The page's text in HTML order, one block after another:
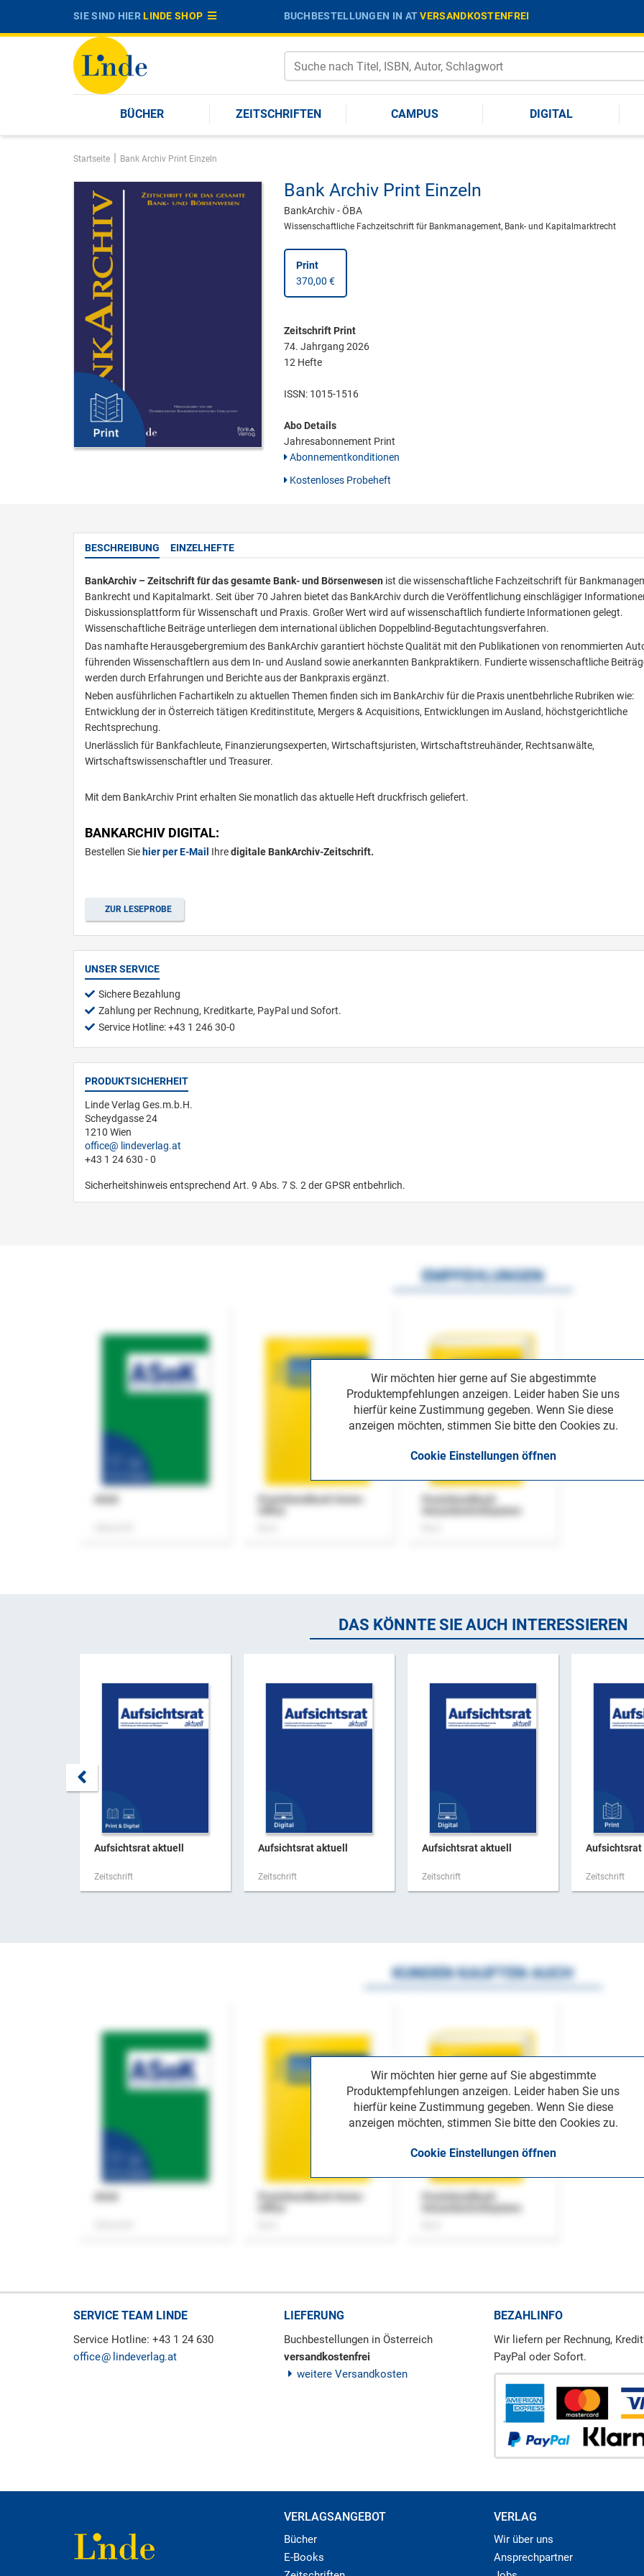
SIE SIND HIERLINDE SHOP BUCHBESTELLUNGEN IN ATVERSANDKOSTENFREI
BÜCHER ZEITSCHRIFTEN CAMPUS DIGITAL
Startseite | Bank Archiv Print Einzeln
Bank Archiv Print Einzeln
BankArchiv - ÖBA
Wissenschaftliche Fachzeitschrift für Bankmanagement, Bank- und Kapitalmarktrecht
Print
370,00 €
Zeitschrift Print
74. Jahrgang 2026
12 Hefte
ISSN: 1015-1516
Abo Details
Jahresabonnement Print
Abonnementkonditionen
Kostenloses Probeheft
BESCHREIBUNG EINZELHEFTE
BankArchiv – Zeitschrift für das gesamte Bank- und Börsenwesen ist die wissenschaftliche Fachzeitschrift für
Bankrecht und Kapitalmarkt. Seit über 70 Jahren bietet das BankArchiv durch die Veröffentlichung einschlägiger
Diskussionsplattform für Wissenschaft und Praxis. Großer Wert wird auf wissenschaftlich fundierte Informationen gelegt.
Wissenschaftliche Beiträge unterliegen dem international üblichen Doppelblind-Begutachtungsverfahren.
Das namhafte Herausgebergremium des BankArchiv garantiert höchste Qualität mit den Publikationen von renommierten
führenden Wissenschaftlern aus dem In- und Ausland sowie anerkannten Bankpraktikern. Fundierte wissenschaftliche
werden durch Erfahrungen und Berichte aus der Bankpraxis ergänzt.
Neben ausführlichen Fachartikeln zu aktuellen Themen finden sich im BankArchiv für die Praxis unentbehrliche Rubriken wie:
Entwicklung der in Österreich tätigen Kreditinstitute, Mergers & Acquisitions, Entwicklungen im Ausland, höchstgerichtliche
Rechtsprechung.
Unerlässlich für Bankfachleute, Finanzierungsexperten, Wirtschaftsjuristen, Wirtschaftstreuhänder, Rechtsanwälte,
Wirtschaftswissenschaftler und Treasurer.
Mit dem BankArchiv Print erhalten Sie monatlich das aktuelle Heft druckfrisch geliefert.
BANKARCHIV DIGITAL:
Bestellen Sie hier per E-Mail Ihredigitale BankArchiv-Zeitschrift.
ZUR LESEPROBE
UNSER SERVICE
Sichere Bezahlung
Zahlung per Rechnung, Kreditkarte, PayPal und Sofort.
Service Hotline: +43 1 246 30-0
PRODUKTSICHERHEIT
Linde Verlag Ges.m.b.H.
Scheydgasse 24
1210 Wien
office
lindeverlag.at
+43 1 24 630 - 0
Sicherheitshinweis entsprechend Art. 9 Abs. 7 S. 2 der GPSR entbehrlich.
Wir möchten hier gerne auf Sie abgestimmte
Produktempfehlungen anzeigen. Leider haben Sie uns
hierfür keine Zustimmung gegeben. Wenn Sie diese
anzeigen möchten, stimmen Sie bitte den Cookies zu.
Cookie Einstellungen öffnen
EMPFEHLUNGEN
Praxishandbuch Home-
Praxishandbuch
DAS KÖNNTE SIE AUCH INTERESSIEREN
Aufsichtsrat aktuell
Zeitschrift
Aufsichtsrat aktuell
Zeitschrift
Aufsichtsrat aktuell
Zeitschrift
Aufsichtsrat
Zeitschrift
Wir möchten hier gerne auf Sie abgestimmte
Produktempfehlungen anzeigen. Leider haben Sie uns
hierfür keine Zustimmung gegeben. Wenn Sie diese
anzeigen möchten, stimmen Sie bitte den Cookies zu.
Cookie Einstellungen öffnen
KUNDEN KAUFTEN AUCH
Praxishandbuch Home-
Praxishandbuch
SERVICE TEAM LINDE
Service Hotline: +43 1 24 630
office
lindeverlag.at
LIEFERUNG
Buchbestellungen in Österreich
versandkostenfrei
weitere Versandkosten
BEZAHLINFO
Wir liefern per Rechnung,
PayPal oder Sofort.
VERLAGSANGEBOT
Bücher
E-Books
VERLAG
Wir über uns
Ansprechpartner